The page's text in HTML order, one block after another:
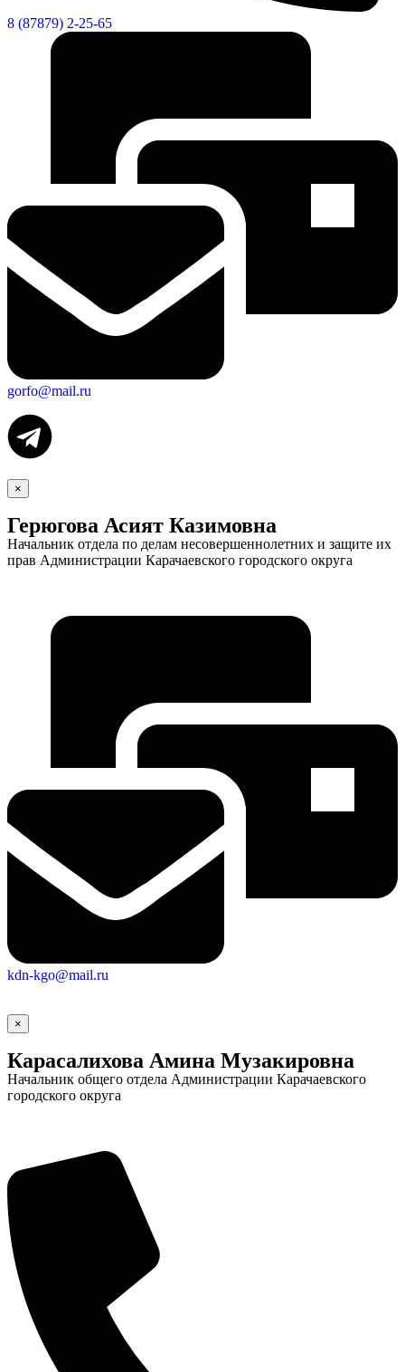
8 (87879) 2-25-65
gorfo@mail.ru
×
Герюгова Асият Казимовна
Начальник отдела по делам несовершеннолетних и защите их
прав Администрации Карачаевского городского округа
kdn-kgo@mail.ru
×
Карасалихова Амина Музакировна
Начальник общего отдела Администрации Карачаевского
городского округа